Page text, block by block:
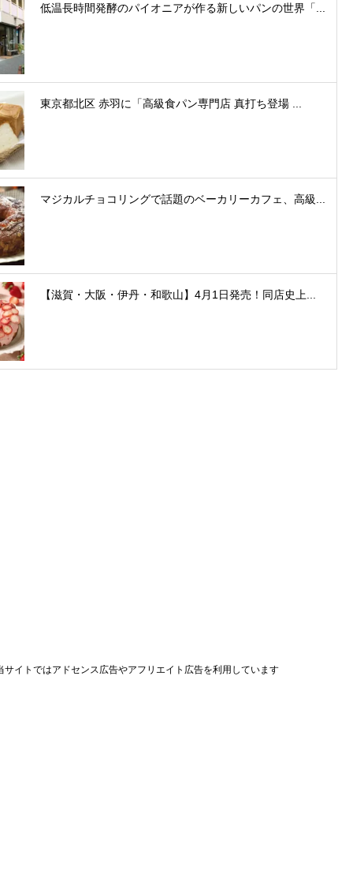
低温長時間発酵のパイオニアが作る新しいパンの世界「...
東京都北区 赤羽に「高級食パン専門店 真打ち登場 ...
マジカルチョコリングで話題のベーカリーカフェ、高級...
【滋賀・大阪・伊丹・和歌山】4月1日発売！同店史上...
サイトではアドセンス広告やアフリエイト広告を利用しています